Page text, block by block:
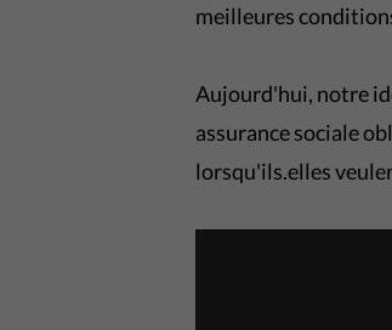
meilleures
Aujourd'hui, notre
assurance sociale
lorsqu'ils.elles